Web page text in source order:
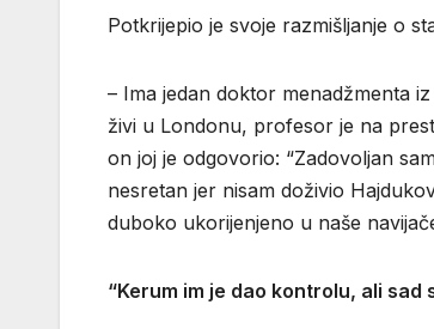
Potkrijepio je svoje razmišljanje o
– Ima jedan doktor menadžmenta
živi u Londonu, profesor je na
on joj je odgovorio: “Zadovoljan
nesretan jer nisam doživio
duboko ukorijenjeno u naše
“Kerum im je dao kontrolu, ali sad